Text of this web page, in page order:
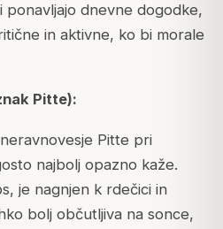
ponavljajo dnevne dogodke,
in aktivne, ko bi morale
Pitte):
Pitte pri
najbolj opazno kaže.
je nagnjen k rdečici in
bolj občutljiva na sonce,